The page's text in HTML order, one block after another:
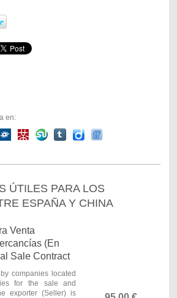
en:
ÚTILES PARA LOS
ESPAÑA Y CHINA
Venta
(En
Sale Contract
companies located
for the sale and
exporter (Seller) is